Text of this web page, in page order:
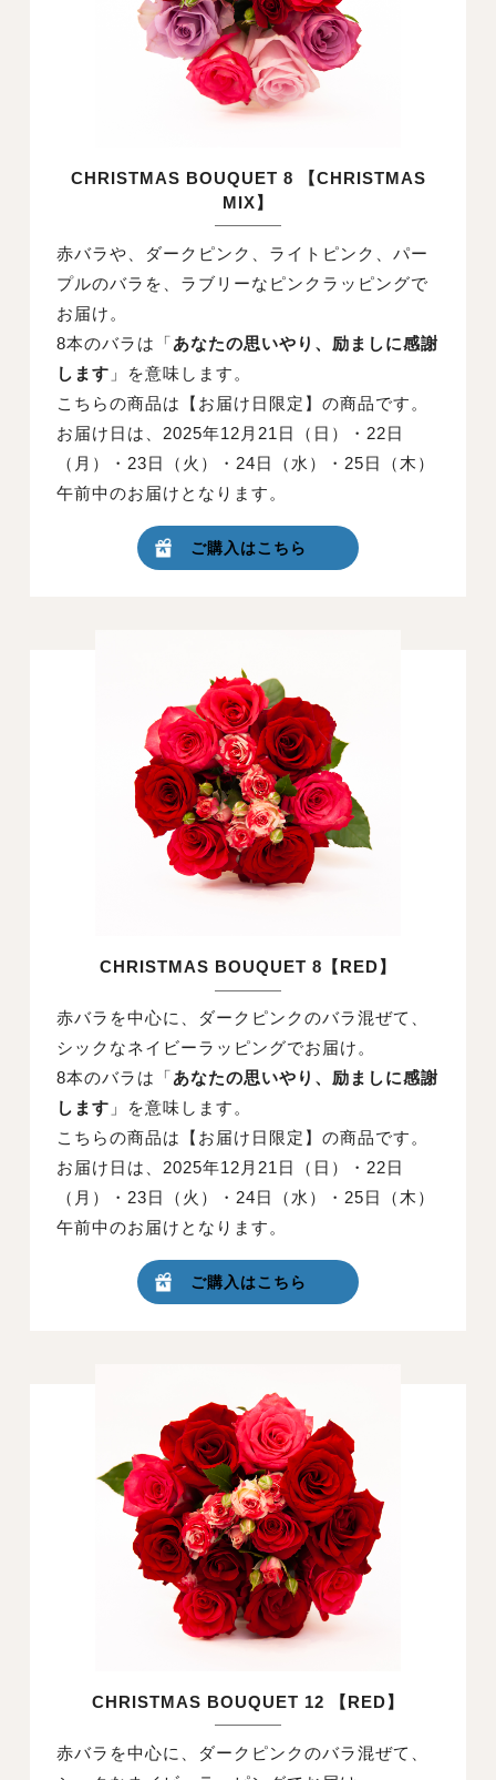
CHRISTMAS BOUQUET 8 【CHRISTMAS
MIX】
赤バラや、ダークピンク、ライトピンク、パー
プルのバラを、ラブリーなピンクラッピングで
お届け。
8本のバラは「あなたの思いやり、励ましに感謝
します 」を意味します。
こちらの商品は【お届け日限定】の商品です。
お届け日は、2025年12月21日（日）・22日
（月）・23日（火）・24日（水）・25日（木）
午前中のお届けとなります。
ご購入はこちら
CHRISTMAS BOUQUET 8【RED】
赤バラを中心に、ダークピンクのバラ混ぜて、
シックなネイビーラッピングでお届け。
8本のバラは「あなたの思いやり、励ましに感謝
します 」を意味します。
こちらの商品は【お届け日限定】の商品です。
お届け日は、2025年12月21日（日）・22日
（月）・23日（火）・24日（水）・25日（木）
午前中のお届けとなります。
ご購入はこちら
CHRISTMAS BOUQUET 12 【RED】
赤バラを中心に、ダークピンクのバラ混ぜて、